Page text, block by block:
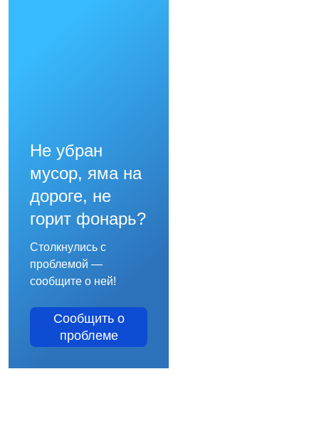
Не убран
мусор, яма на
дороге, не
горит фонарь?
Столкнулись с
проблемой —
сообщите о ней!
Сообщить о
проблеме